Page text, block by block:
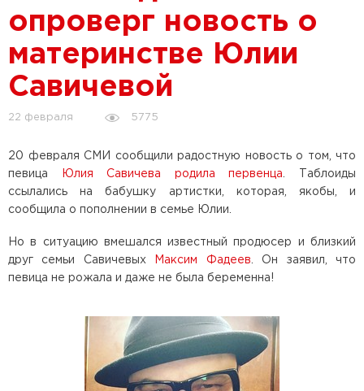
опроверг новость о
материнстве Юлии
Савичевой
22 февраля 5775
20 февраля СМИ сообщили радостную новость о том, что
певица
Юлия Савичева родила первенца
. Таблоиды
ссылались на бабушку артистки, которая, якобы, и
сообщила о пополнении в семье Юлии.
Но в ситуацию вмешался известный продюсер и близкий
друг семьи Савичевых
Максим Фадеев . Он заявил, что
певица не рожала и даже не была беременна!